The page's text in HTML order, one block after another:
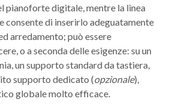
pianoforte digitale, mentre la linea
consente di inserirlo adeguatamente
arredamento; può essere
o a seconda delle esigenze: su un
un supporto standard da tastiera,
supporto dedicato (opzionale),
globale molto efficace.